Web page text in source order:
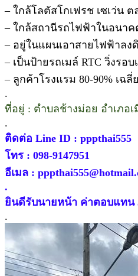
– ใกล้โลตัสโกเฟรช เซเว่น
– ใกล้สถานีรถไฟฟ้าในอนา
– อยู่ในแผนเอาสายไฟฟ้าล
– เป็นป้ายรถเมล์ RTC วิ่งรอบ
– ลูกค้าโรงแรม 80-90% เฉ
.
ที่อยู่ : ตำบลช้างม่อย อำเภอ
.
ติดต่อ Line ID : pppthai555
โทร : 098-9147951
อีเมล :
.
ยินดีรับนายหน้า ค่าตอบแทน
.